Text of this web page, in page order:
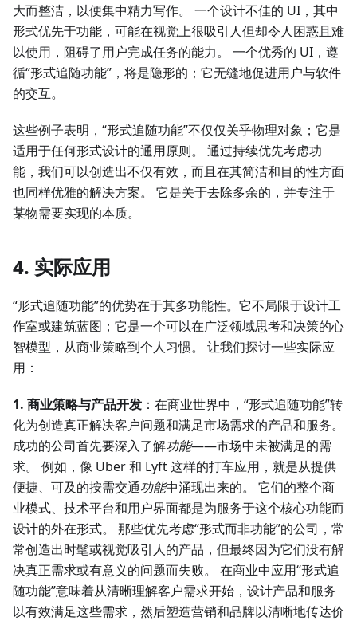
大而整洁，以便集中精力写作。 一个设计不佳的 UI，其中
形式优先于功能，可能在视觉上很吸引人但却令人困惑且难
以使用，阻碍了用户完成任务的能力。 一个优秀的 UI，遵
循“形式追随功能”，将是隐形的；它无缝地促进用户与软件
的交互。
这些例子表明，“形式追随功能”不仅仅关乎物理对象；它是
适用于任何形式设计的通用原则。 通过持续优先考虑功
能，我们可以创造出不仅有效，而且在其简洁和目的性方面
也同样优雅的解决方案。 它是关于去除多余的，并专注于
某物需要实现的本质。
4. 实际应用
“形式追随功能”的优势在于其多功能性。它不局限于设计工
作室或建筑蓝图；它是一个可以在广泛领域思考和决策的心
智模型，从商业策略到个人习惯。 让我们探讨一些实际应
用：
1. 商业策略与产品开发 ：在商业世界中，“形式追随功能”转
化为创造真正解决客户问题和满足市场需求的产品和服务。
成功的公司首先要深入了解功能——市场中未被满足的需
求。 例如，像 Uber 和 Lyft 这样的打车应用，就是从提供
便捷、可及的按需交通功能中涌现出来的。 它们的整个商
业模式、技术平台和用户界面都是为服务于这个核心功能而
设计的外在形式。 那些优先考虑“形式而非功能”的公司，常
常创造出时髦或视觉吸引人的产品，但最终因为它们没有解
决真正需求或有意义的问题而失败。 在商业中应用“形式追
随功能”意味着从清晰理解客户需求开始，设计产品和服务
以有效满足这些需求，然后塑造营销和品牌以清晰地传达价